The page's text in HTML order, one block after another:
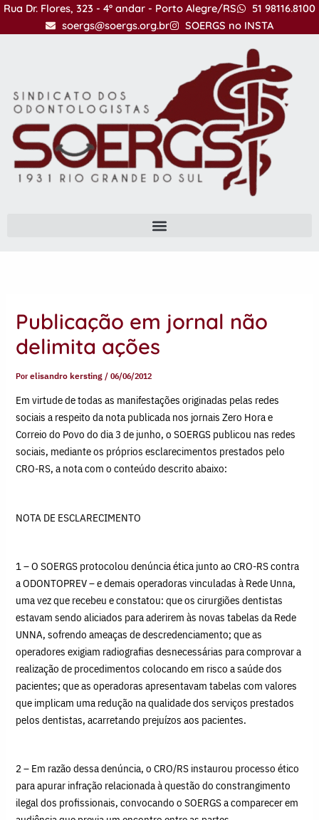
IrRua Dr. Flores, 323 - 4º andar - Porto Alegre/RS
51 98116.8100
soergs@soergs.org.br
SOERGS no INSTA
Publicação em jornal não
delimita ações
Porelisandro kersting /06/06/2012
Em virtude de todas as manifestações originadas pelas redes
sociais a respeito da nota publicada nos jornais Zero Hora e
Correio do Povo do dia 3 de junho, o SOERGS publicou nas redes
sociais, mediante os próprios esclarecimentos prestados pelo
CRO-RS, a nota com o conteúdo descrito abaixo:
NOTA DE ESCLARECIMENTO
1 – O SOERGS protocolou denúncia ética junto ao CRO-RS contra
a ODONTOPREV – e demais operadoras vinculadas à Rede Unna,
uma vez que recebeu e constatou: que os cirurgiões dentistas
estavam sendo aliciados para aderirem às novas tabelas da Rede
UNNA, sofrendo ameaças de descredenciamento; que as
operadores exigiam radiografias desnecessárias para comprovar a
realização de procedimentos colocando em risco a saúde dos
pacientes; que as operadoras apresentavam tabelas com valores
que implicam uma redução na qualidade dos serviços prestados
pelos dentistas, acarretando prejuízos aos pacientes.
2 – Em razão dessa denúncia, o CRO/RS instaurou processo ético
para apurar infração relacionada à questão do constrangimento
ilegal dos profissionais, convocando o SOERGS a comparecer em